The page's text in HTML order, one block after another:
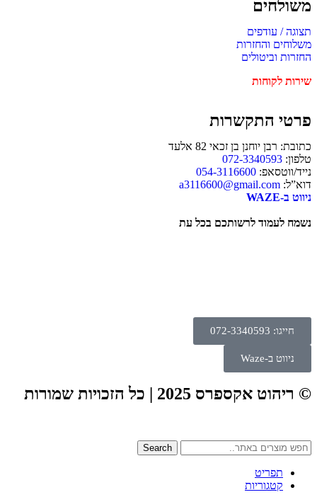
משולחים
תצוגה / עודפים
משלוחים והחזרות
החזרות וביטולים
שירות לקוחות
פרטי התקשרות
כתובת: רבן יוחנן בן זכאי 82 אלעד
טלפון: 072-3340593
נייד/ווטסאפ: 054-3116600
דוא”ל: a3116600@gmail.com
ניווט ב-WAZE
נשמח לעמוד לרשותכם בכל עת
חייגו: 072-3340593
ניווט ב-Waze
© ריהוט אקספרס 2025 | כל הזכויות שמורות
Search
תפריט
קטגוריות